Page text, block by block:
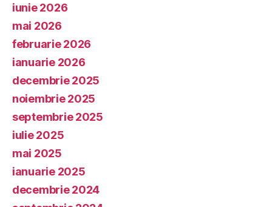
iunie 2026
mai 2026
februarie 2026
ianuarie 2026
decembrie 2025
noiembrie 2025
septembrie 2025
iulie 2025
mai 2025
ianuarie 2025
decembrie 2024